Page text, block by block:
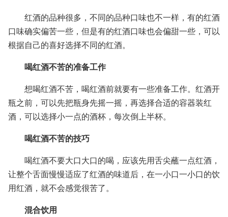
红酒的品种很多，不同的品种口味也不一样，有的红酒
口味确实偏苦一些，但是有的红酒口味也会偏甜一些，可以
根据自己的喜好选择不同的红酒。
喝红酒不苦的准备工作
想喝红酒不苦，喝红酒前就要有一些准备工作。红酒开
瓶之前，可以先把瓶身先摇一摇，再选择合适的容器装红
酒，可以选择小一点的酒杯，每次倒上半杯。
喝红酒不苦的技巧
喝红酒不要大口大口的喝，应该先用舌尖蘸一点红酒，
让整个舌面慢慢适应了红酒的味道后，在一小口一小口的饮
用红酒，就不会感觉很苦了。
混合饮用